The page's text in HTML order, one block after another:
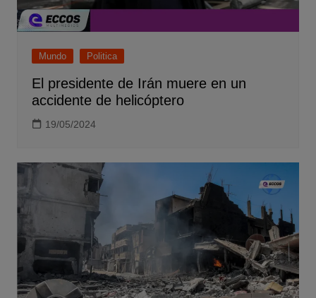
Mundo Politica
El presidente de Irán muere en un
accidente de helicóptero
19/05/2024